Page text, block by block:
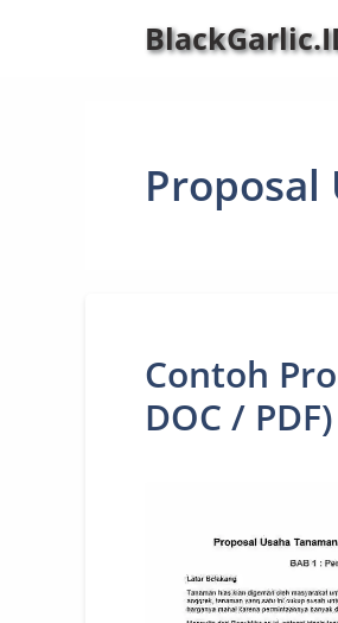
Proposal
Contoh
DOC / PDF)